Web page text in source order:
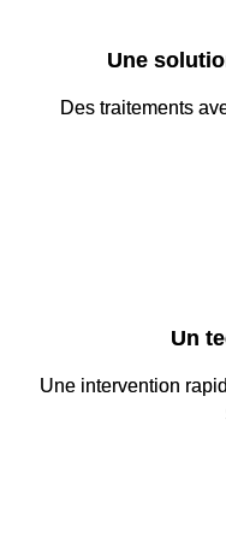
Une
Des traitements
Un
Une intervention